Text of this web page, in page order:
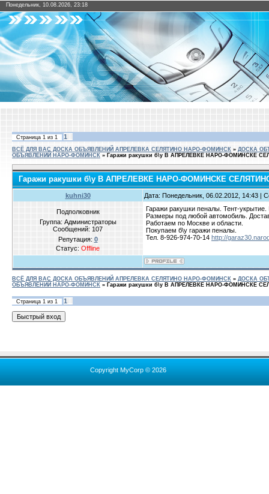
Понедельник, 10.08.2026, 23:18
Страница 1 из 1 1
ВСЁ ДЛЯ ВАС ДОСКА ОБЪЯВЛЕНИЙ АПРЕЛЕВКА СЕЛЯТИНО НАРО-ФОМИНСК » ДОСКА
ОБЪЯВЛЕНИЙ НАРО-ФОМИНСК » Гаражи ракушки б\у В АПРЕЛЕВКЕ НАРО-ФОМИНСКЕ
Гаражи ракушки б\у В АПРЕЛЕВКЕ НАРО-ФОМИНСКЕ
kuhni30 Дата: Понедельник, 06.02.2012, 14:43 |
Подполковник
Группа: Администраторы
Сообщений: 107
Репутация: 0
Статус: Offline
Гаражи ракушки пеналы. Тент-
Размеры под любой автомобиль.
Работаем по Москве и области.
Покупаем б\у гаражи пеналы.
Тел. 8-926-974-70-14 http://
ВСЁ ДЛЯ ВАС ДОСКА ОБЪЯВЛЕНИЙ АПРЕЛЕВКА СЕЛЯТИНО НАРО-ФОМИНСК » ДОСКА
ОБЪЯВЛЕНИЙ НАРО-ФОМИНСК » Гаражи ракушки б\у В АПРЕЛЕВКЕ НАРО-ФОМИНСКЕ
Страница 1 из 1 1
Copyright MyCorp © 2026